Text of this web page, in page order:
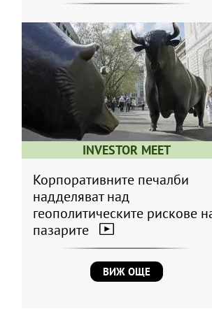
INVESTOR MEET
Корпоративните печалби
надделяват над
геополитическите рискове
пазарите
ВИЖ ОЩЕ